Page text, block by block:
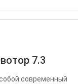
7.3
современный